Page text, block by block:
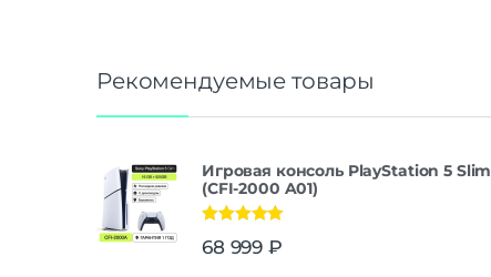
Рекомендуемые товары
Игровая консоль PlayStation 5 Slim
(CFI-2000 A01)
из 5
68 999 ₽